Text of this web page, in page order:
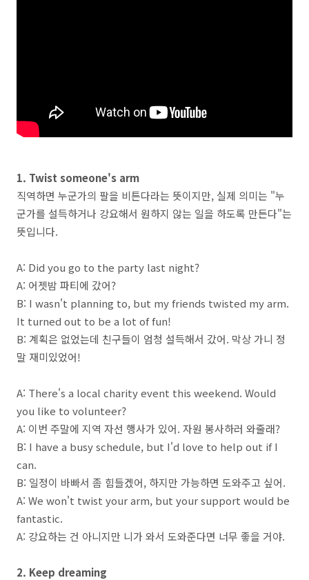
1. Twist someone's arm
직역하면 누군가의 팔을 비튼다라는 뜻이지만, 실제 의미는 "누
군가를 설득하거나 강요해서 원하지 않는 일을 하도록 만든다"는
뜻입니다.
A: Did you go to the party last night?
A: 어젯밤 파티에 갔어?
B: I wasn't planning to, but my friends twisted my arm.
It turned out to be a lot of fun!
B: 계획은 없었는데 친구들이 엄청 설득해서 갔어. 막상 가니 정
말 재미있었어!
A: There's a local charity event this weekend. Would
you like to volunteer?
A: 이번 주말에 지역 자선 행사가 있어. 자원 봉사하러 와줄래?
B: I have a busy schedule, but I'd love to help out if I
can.
B: 일정이 바빠서 좀 힘들겠어, 하지만 가능하면 도와주고 싶어.
A: We won't twist your arm, but your support would be
fantastic.
A: 강요하는 건 아니지만 니가 와서 도와준다면 너무 좋을 거야.
2. Keep dreaming